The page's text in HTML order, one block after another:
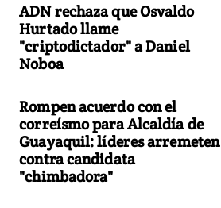
ADN rechaza que Osvaldo
Hurtado llame
"criptodictador" a Daniel
Noboa
Rompen acuerdo con el
correísmo para Alcaldía de
Guayaquil: líderes arremeten
contra candidata
"chimbadora"